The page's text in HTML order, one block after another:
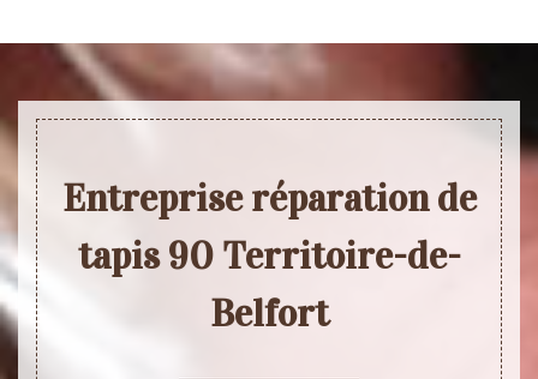
Entreprise réparation de
tapis 90 Territoire-de-
Belfort